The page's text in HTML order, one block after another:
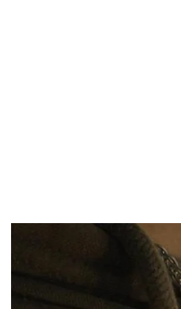
8 полк
Військовий Сил
обручка, що висіла на його
розповіли
у 8 полку